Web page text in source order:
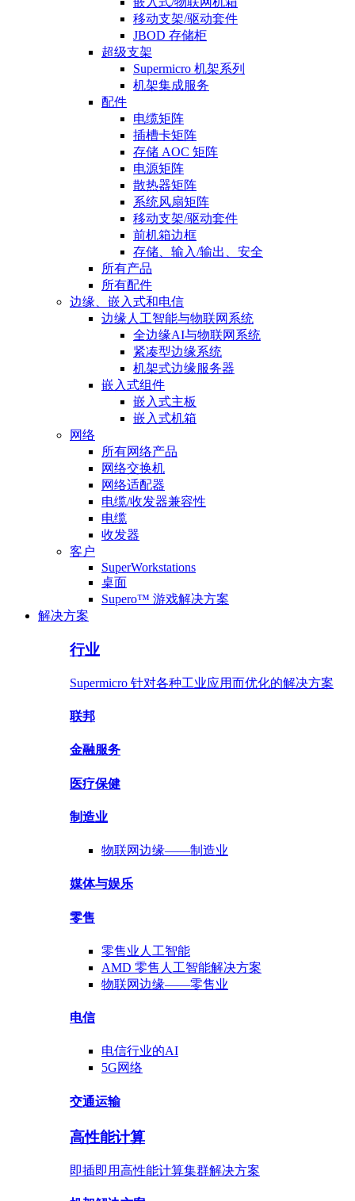
移动支架/驱动套件
JBOD 存储柜
超级支架
Supermicro 机架系列
机架集成服务
配件
电缆矩阵
插槽卡矩阵
存储 AOC 矩阵
电源矩阵
散热器矩阵
系统风扇矩阵
移动支架/驱动套件
前机箱边框
存储、输入/输出、安全
所有产品
所有配件
边缘、嵌入式和电信
边缘人工智能与物联网系统
全边缘AI与物联网系统
紧凑型边缘系统
机架式边缘服务器
嵌入式组件
嵌入式主板
嵌入式机箱
网络
所有网络产品
网络交换机
网络适配器
电缆/收发器兼容性
电缆
收发器
客户
SuperWorkstations
桌面
Supero™ 游戏解决方案
解决方案
行业
Supermicro 针对各种工业应用而优化的解决方案
联邦
金融服务
医疗保健
制造业
物联网边缘——制造业
媒体与娱乐
零售
零售业 人工智能
AMD 零售人工智能解决方案
物联网边缘——零售业
电信
电信行业的AI
5G网络
交通运输
高性能计算
即插即用高性能计算集群解决方案